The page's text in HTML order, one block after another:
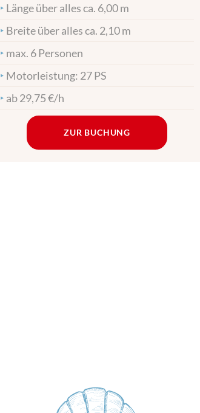
‣ Länge über alles ca. 6,00 m
‣ Breite über alles ca. 2,10 m
‣ max. 6 Personen
‣ Motorleistung: 27 PS
‣ ab 29,75 €/h
ZUR BUCHUNG